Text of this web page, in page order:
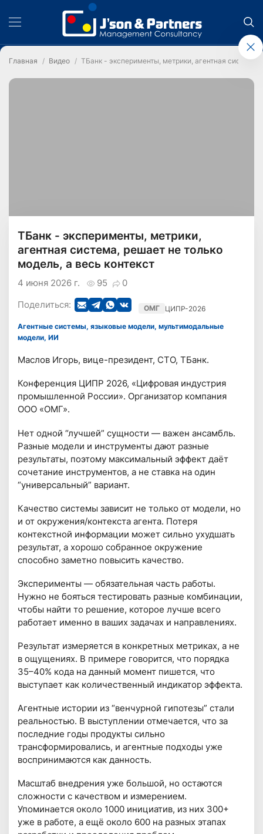
Главная Видео ТБанк - эксперименты, метрики, агентная система,
ТБанк - эксперименты, метрики,
агентная система, решает не только
модель, а весь контекст
95 0
4 июня 2026 г.
Поделиться:
ОМГ ЦИПР-2026
Агентные системы, языковые модели, мультимодальные
модели, ИИ
Маслов Игорь, вице-президент, СТО, ТБанк.
Конференция ЦИПР 2026, «Цифровая индустрия
промышленной России». Организатор компания
ООО «ОМГ».
Нет одной “лучшей” сущности — важен ансамбль.
Разные модели и инструменты дают разные
результаты, поэтому максимальный эффект даёт
сочетание инструментов, а не ставка на один
“универсальный” вариант.
Качество системы зависит не только от модели, но
и от окружения/контекста агента. Потеря
контекстной информации может сильно ухудшать
результат, а хорошо собранное окружение
способно заметно повысить качество.
Эксперименты — обязательная часть работы.
Нужно не бояться тестировать разные комбинации,
чтобы найти то решение, которое лучше всего
работает именно в ваших задачах и направлениях.
Результат измеряется в конкретных метриках, а не
в ощущениях. В примере говорится, что порядка
35–40% кода на данный момент пишется, что
выступает как количественный индикатор эффекта.
Агентные истории из “венчурной гипотезы” стали
реальностью. В выступлении отмечается, что за
последние годы продукты сильно
трансформировались, и агентные подходы уже
воспринимаются как данность.
Масштаб внедрения уже большой, но остаются
сложности с качеством и измерением.
Упоминается около 1000 инициатив, из них 300+
уже в работе, а ещё около 600 на разных этапах